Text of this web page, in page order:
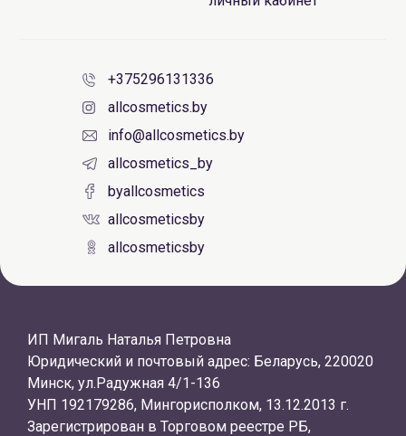
+375296131336
allcosmetics.by
info@allcosmetics.by
allcosmetics_by
byallcosmetics
allcosmeticsby
allcosmeticsby
ИП Мигаль Наталья Петровна
Юридический и почтовый адрес: Беларусь, 220020
Минск, ул.Радужная 4/1-136
УНП 192179286, Мингорисполком, 13.12.2013 г.
Зарегистрирован в Торговом реестре РБ,